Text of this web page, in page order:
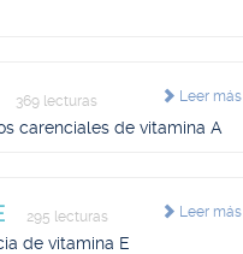
Leer más
369 lecturas
carenciales de vitamina A
Leer más
295 lecturas
de vitamina E